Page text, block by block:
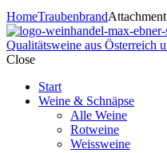
HomeTraubenbrand
Qualitätsweine aus Österreich
Close
Start
Weine & Schnäpse
Alle Weine
Rotweine
Weissweine